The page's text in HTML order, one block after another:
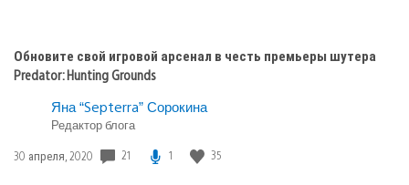
Обновите свой игровой арсенал в честь премьеры шутера
Predator: Hunting Grounds
Яна “Septerra” Сорокина
Редактор блога
Дата
30 апреля, 2020 21 1 35